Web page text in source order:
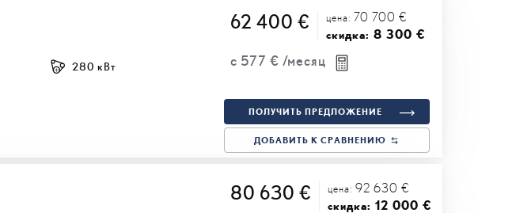
62 400 € цена: 70 700 €
скидка: 8 300 €
с 577 € /месяц
280 кВт
ПОЛУЧИТЬ ПРЕДЛОЖЕНИЕ
ДОБАВИТЬ К СРАВНЕНИЮ
80 630 € цена: 92 630 €
скидка: 12 000 €